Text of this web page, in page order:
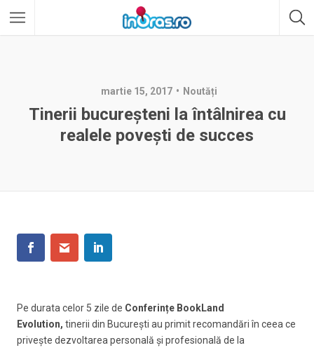
martie 15, 2017 Noutăți
Tinerii bucureșteni la întâlnirea cu
realele povești de succes
Pe durata celor 5 zile de Conferințe BookLand
Evolution, tinerii din București au primit recomandări în ceea ce
privește dezvoltarea personală şi profesională de la